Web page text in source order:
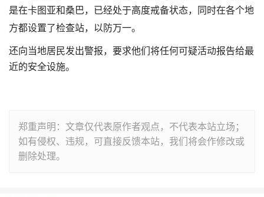
是在卡图亚和桑巴，已经处于高度戒备状态，同时在各个地
方都设置了检查站，以防万一。
还向当地居民发出警报，要求他们将任何可疑活动报告给最
近的安全设施。
郑重声明：文章仅代表原作者观点，不代表本站立场；
如有侵权、违规，可直接反馈本站，我们将会作修改或
删除处理。